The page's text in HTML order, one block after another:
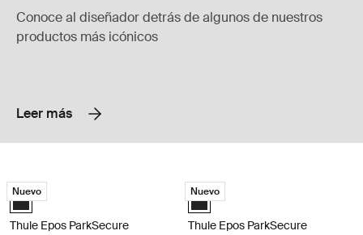
Conoce al diseñador detrás de algunos de nuestros
productos más icónicos
Leer más
Thule Epos ParkSecure Portabicicletas premium plegable para barra
Nuevo
Black (selected)
Thule Epos ParkSecure
Thule Epos ParkSecure
Nuevo
Black (selected)
Thule Epos ParkSecure